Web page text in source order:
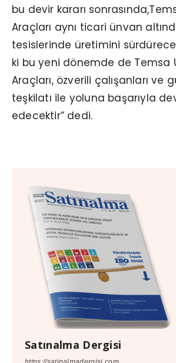
bu devir kararı
Araçları aynı ticari ünvan
tesislerinde üretimini
ki bu yeni dönemde de Temsa
Araçları, özverili çalışanları ve
teşkilatı ile yoluna başarıyla
edecektir” dedi.
Satınalma Dergisi